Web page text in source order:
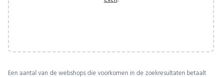
Een aantal van de webshops die voorkomen in de zoekresultaten betaalt